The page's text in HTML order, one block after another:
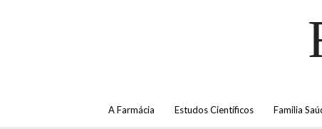
A Farmácia Estudos Científicos Familia